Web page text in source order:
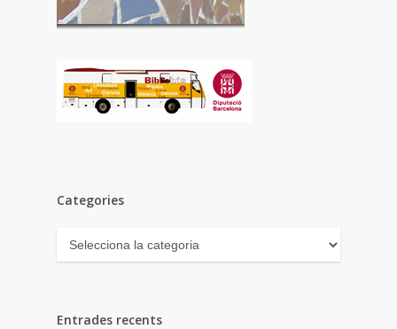
Categories
Categories
Entrades recents